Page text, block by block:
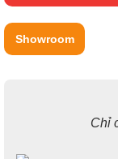
Showroom
Chỉ